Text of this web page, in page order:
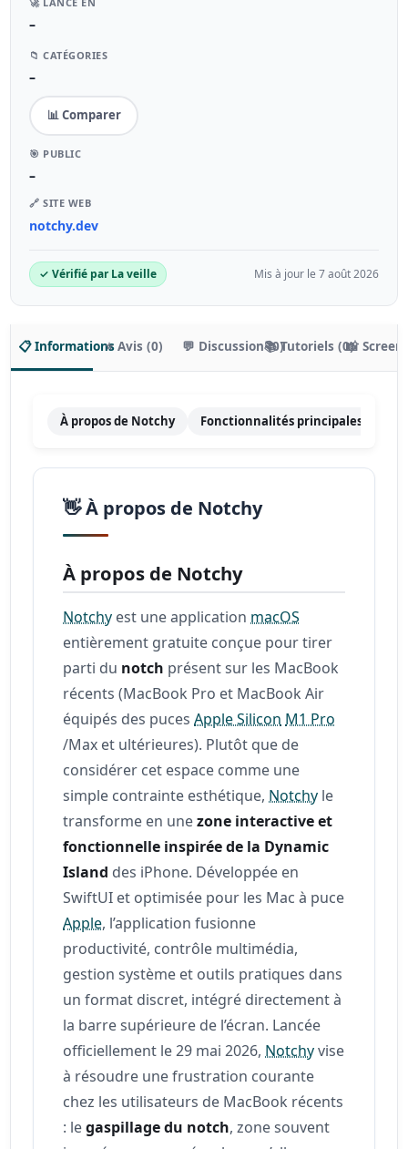
–
📁 CATÉGORIES
–
📊 Comparer
🎯 PUBLIC
–
🔗 SITE WEB
notchy.dev
✓ Vérifié par La veille Mis à jour le 7 août 2026
📋 Informations⭐ Avis (0) 💬 Discussion (0)📚 Tutoriels (0)📸
À propos de Notchy Fonctionnalités principales
👋 À propos de Notchy
À propos de Notchy
Notchy est une application macOS
entièrement gratuite conçue pour tirer
parti du notch présent sur les MacBook
récents (MacBook Pro et MacBook Air
équipés des pucesApple Silicon M1 Pro
/Max et ultérieures). Plutôt que de
considérer cet espace comme une
simple contrainte esthétique, Notchy le
transforme en unezone interactive et
fonctionnelle inspirée de la Dynamic
Island des iPhone. Développée en
SwiftUI et optimisée pour les Mac à puce
Apple, l’application fusionne
productivité, contrôle multimédia,
gestion système et outils pratiques dans
un format discret, intégré directement à
la barre supérieure de l’écran. Lancée
officiellement le 29 mai 2026, Notchyvise
à résoudre une frustration courante
chez les utilisateurs de MacBook récents
: legaspillage du notch, zone souvent